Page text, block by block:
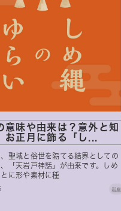
意味や由来は？意外と知
お正月に飾る「し...
、聖域と俗世を隔てる結界としての
「天岩戸神話」が由来です。しめ
に形や素材に種
岩座